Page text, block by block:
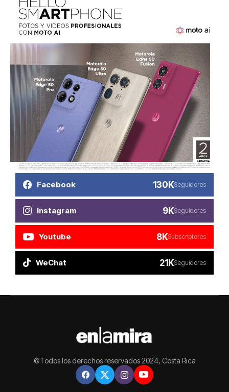
Facebook 130KSeguidores
Instagram 9KSeguidores
Youtube 8KSubscriptores
WeChat 21KSeguidores
©Todos los derechos reservados 2024, Costa Rica